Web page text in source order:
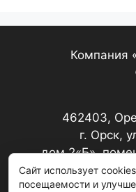
Компания
462403,
г. Орск,
дом 2«Б»,
Сайт использует
посещаемости и